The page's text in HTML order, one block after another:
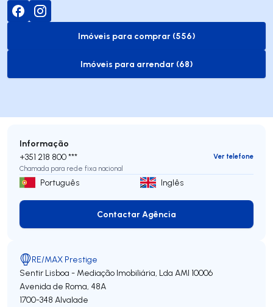
to-buy-listing
Imóveis para comprar (556)
to-rent-listing
Imóveis para arrendar (68)
Informação
+351 218 800 ***
Ver telefone
Chamada para rede fixa nacional
Português Inglês
Contactar Agência
Contactar Agência
RE/MAX Prestige
Sentir Lisboa - Mediação Imobiliária, Lda AMI 10006
Avenida de Roma, 48A
1700-348 Alvalade